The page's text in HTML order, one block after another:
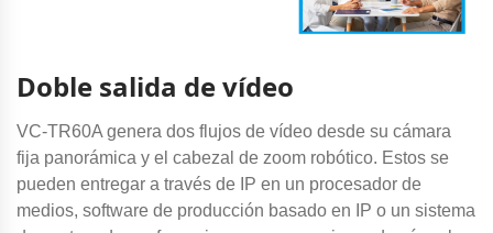
Doble salida de vídeo
VC-TR60A genera dos flujos de vídeo desde su cámara
fija panorámica y el cabezal de zoom robótico. Estos se
pueden entregar a través de IP en un procesador de
medios, software de producción basado en IP o un sistema